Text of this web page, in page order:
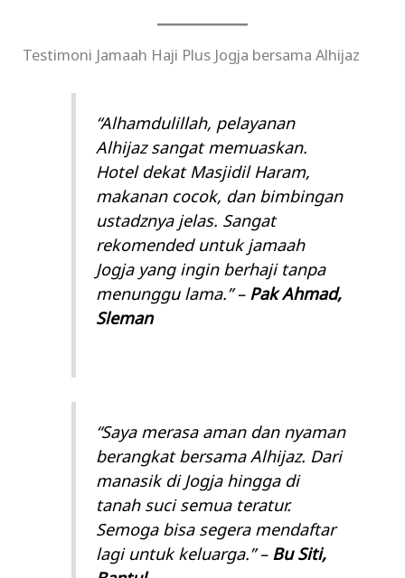
Testimoni Jamaah Haji Plus Jogja bersama Alhijaz
“Alhamdulillah, pelayanan
Alhijaz sangat memuaskan.
Hotel dekat Masjidil Haram,
makanan cocok, dan bimbingan
ustadznya jelas. Sangat
rekomended untuk jamaah
Jogja yang ingin berhaji tanpa
menunggu lama.”– Pak Ahmad,
Sleman
“Saya merasa aman dan nyaman
berangkat bersama Alhijaz. Dari
manasik di Jogja hingga di
tanah suci semua teratur.
Semoga bisa segera mendaftar
lagi untuk keluarga.”– Bu Siti,